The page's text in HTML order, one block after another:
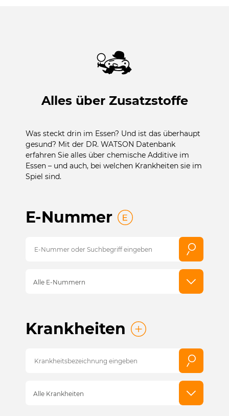
Alles über Zusatzstoffe
Was steckt drin im Essen? Und ist das überhaupt
gesund? Mit der DR. WATSON Datenbank
erfahren Sie alles über chemische Additive im
Essen – und auch, bei welchen Krankheiten sie im
Spiel sind.
E-Nummer
Alle E-Nummern
Krankheiten
Alle Krankheiten